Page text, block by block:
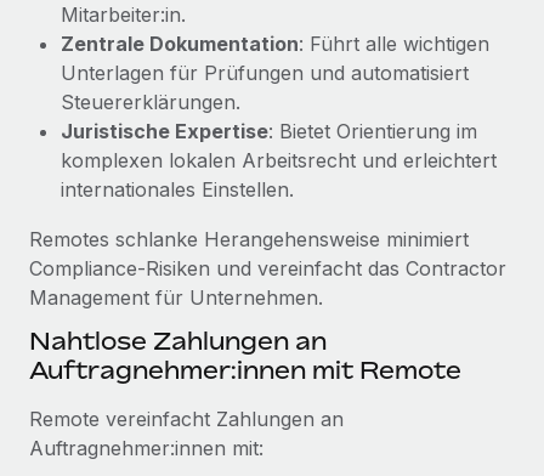
Mehr erfahren
Wie Phiture 55 Mitarbeiter:innen in 19 Ländern
Phiture ist der unumstrittene Marktführer im Bereich der
Wachstumsberatung für mobile Apps. Das...
Mehr erfahren
Mitarbeiter:in.
Zentrale Dokumentation: Führt alle wichtigen
Unterlagen für Prüfungen und automatisiert
Steuererklärungen.
Juristische Expertise: Bietet Orientierung im
komplexen lokalen Arbeitsrecht und erleichtert
internationales Einstellen.
Remotes schlanke Herangehensweise minimiert
Compliance-Risiken und vereinfacht das Contractor
Management für Unternehmen.
Nahtlose Zahlungen an
Auftragnehmer:innen mit Remote
Remote vereinfacht Zahlungen an
Auftragnehmer:innen mit: